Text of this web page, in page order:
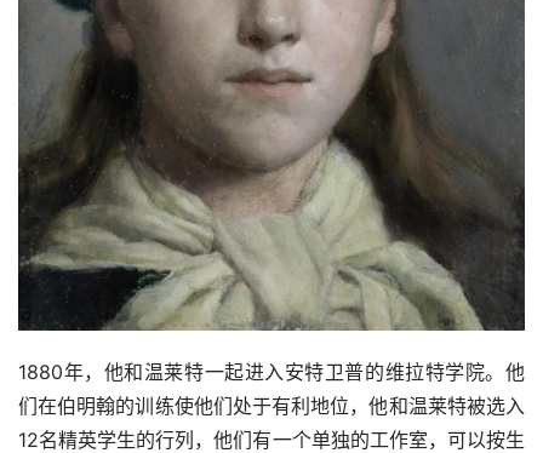
1880年，他和温莱特一起进入安特卫普的维拉特学院。他
们在伯明翰的训练使他们处于有利地位，他和温莱特被选入
12名精英学生的行列，他们有一个单独的工作室，可以按生